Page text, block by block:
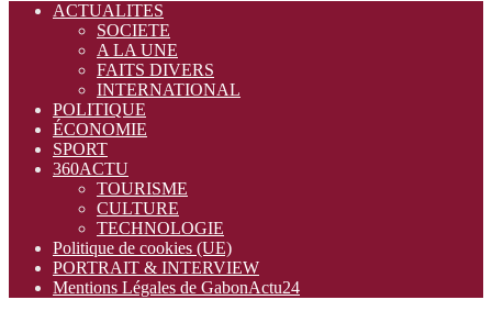
ACTUALITES
SOCIETE
A LA UNE
FAITS DIVERS
INTERNATIONAL
POLITIQUE
ÉCONOMIE
SPORT
360ACTU
TOURISME
CULTURE
TECHNOLOGIE
Politique de cookies (UE)
PORTRAIT & INTERVIEW
Mentions Légales de GabonActu24